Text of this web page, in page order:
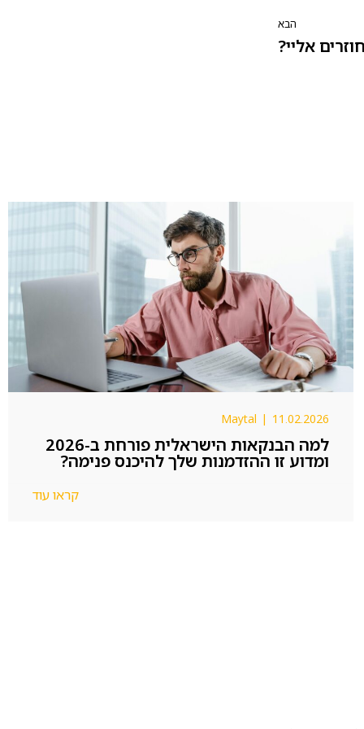
הבא
אליי?
11.02.2026
|
Maytal
למה הבנקאות הישראלית פורחת ב-2026
ומדוע זו ההזדמנות שלך להיכנס פנימה?
קראו עוד